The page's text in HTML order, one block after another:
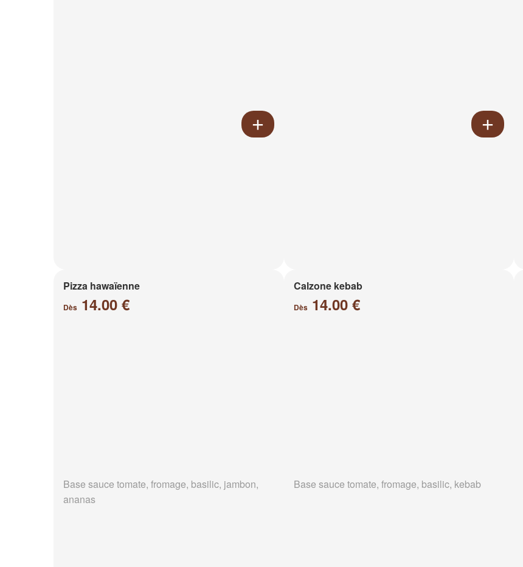
Pizza hawaïenne
Dès 14.00 €
Base sauce tomate, fromage, basilic, jambon,
ananas
Calzone kebab
Dès14.00 €
Base sauce tomate, fromage, basilic, kebab